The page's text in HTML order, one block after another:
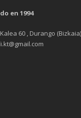
en 1994
60 , Durango (Bizkaia)